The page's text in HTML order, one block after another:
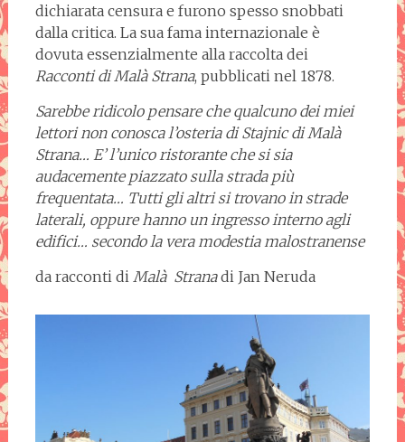
dichiarata censura e furono spesso snobbati
dalla critica. La sua fama internazionale è
dovuta essenzialmente alla raccolta dei
Racconti di Malà Strana, pubblicati nel 1878.
Sarebbe ridicolo pensare che qualcuno dei miei
lettori non conosca l’osteria di Stajnic di Malà
Strana… E’ l’unico ristorante che si sia
audacemente piazzato sulla strada più
frequentata… Tutti gli altri si trovano in strade
laterali, oppure hanno un ingresso interno agli
edifici… secondo la vera modestia malostranense
da racconti di Malà Stranadi Jan Neruda